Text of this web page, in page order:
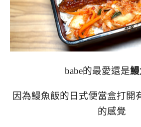
babe的最愛還是
因為鰻魚飯的日式便當盒打開
的感覺